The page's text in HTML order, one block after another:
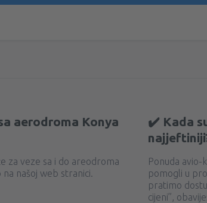
aerodroma Konya
za veze sa i do areodroma
našoj web stranici.
✔️ Kada
Ponuda avio-
pomogli u
pratimo
cijeni’’,